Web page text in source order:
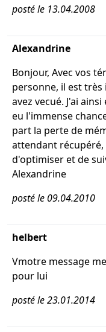
posté le 13.04.2008
Alexandrine
Bonjour, Avec vos
personne, il est
avez vecué. J'ai
eu l'immense
part la perte de
attendant récupéré,
d'optimiser et de
Alexandrine
posté le 09.04.2010
helbert
Vmotre message
pour lui
posté le 23.01.2014